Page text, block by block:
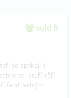
sold 8
se spokojí s
ty, kteří věří
fandí velkým